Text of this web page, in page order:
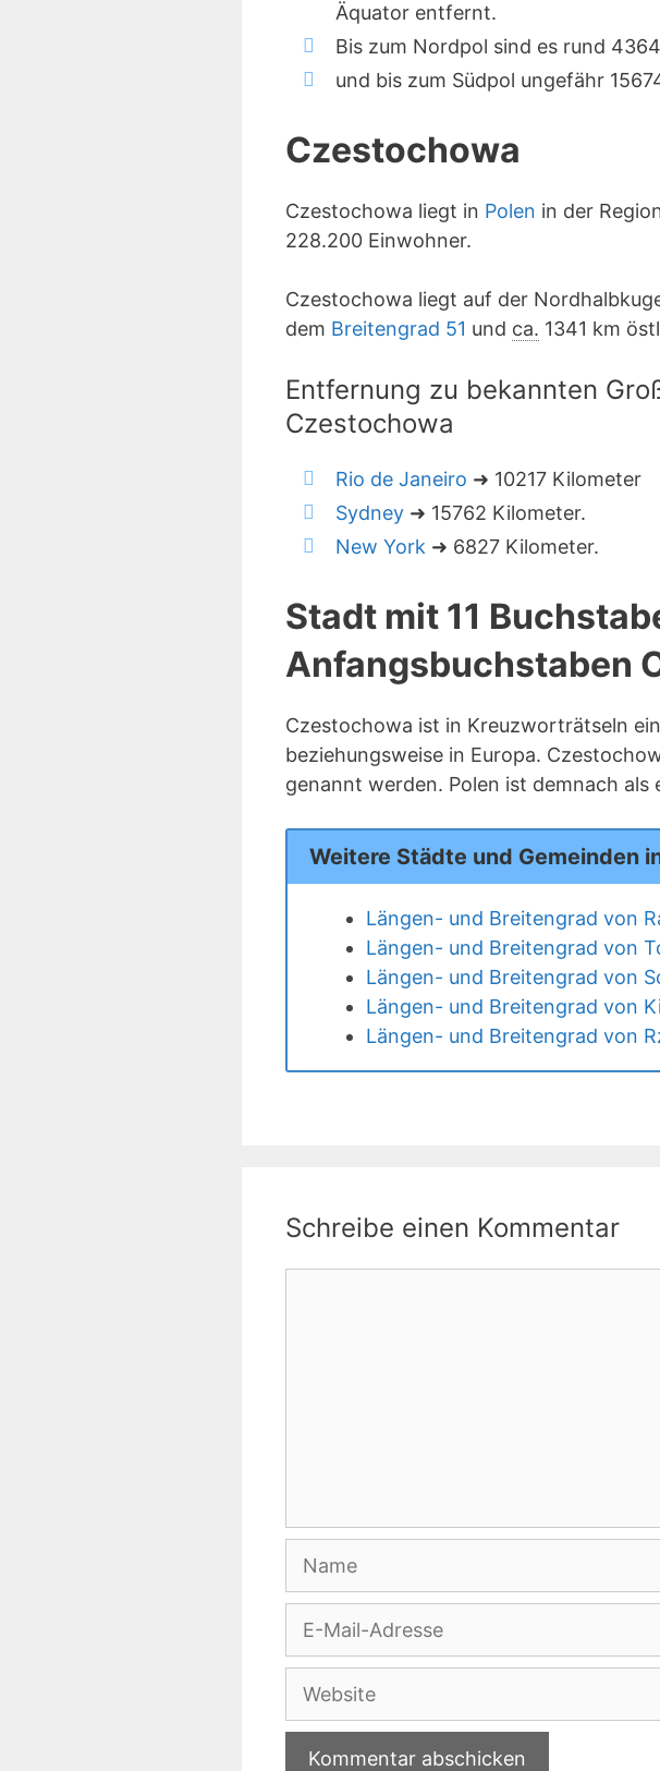
Äquator entfernt.
Bis zum Nordpol sind es rund
und bis zum Südpol ungefähr
Czestochowa
Czestochowa liegt in Polen in der
228.200 Einwohner.
Czestochowa liegt auf der
dem Breitengrad 51 und ca. 1341 km
Entfernung zu bekannten
Czestochowa
Rio de Janeiro ➜ 10217 Kilometer
Sydney ➜ 15762 Kilometer.
New York ➜ 6827 Kilometer.
Stadt mit 11
Anfangsbuchstaben
Czestochowa ist in Kreuzworträtseln
beziehungsweise in Europa.
genannt werden. Polen ist demnach als
Weitere Städte und Gemeinden
Längen- und Breitengrad von
Längen- und Breitengrad von
Längen- und Breitengrad von
Längen- und Breitengrad von
Längen- und Breitengrad von
Schreibe einen Kommentar
Adresse
Website